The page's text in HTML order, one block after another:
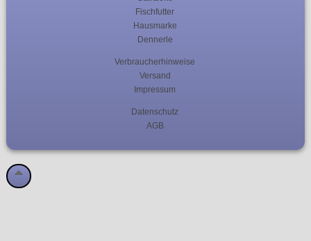
Fischfutter
Hausmarke
Dennerle
Verbraucherhinweise
Versand
Impressum
Datenschutz
AGB